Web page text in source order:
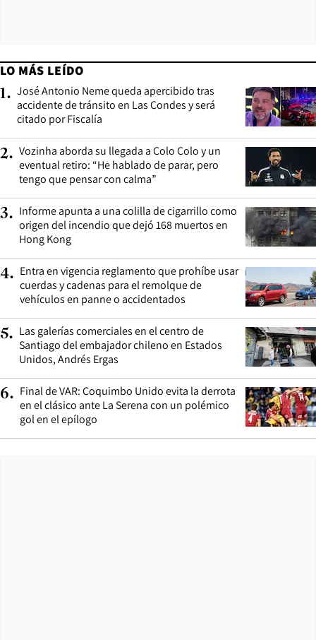
LO MÁS LEÍDO
1. José Antonio Neme queda apercibido tras
accidente de tránsito en Las Condes y será
citado por Fiscalía
2. Vozinha aborda su llegada a Colo Colo y un
eventual retiro: “He hablado de parar, pero
tengo que pensar con calma”
3. Informe apunta a una colilla de cigarrillo como
origen del incendio que dejó 168 muertos en
Hong Kong
4. Entra en vigencia reglamento que prohíbe usar
cuerdas y cadenas para el remolque de
vehículos en panne o accidentados
5. Las galerías comerciales en el centro de
Santiago del embajador chileno en Estados
Unidos, Andrés Ergas
6. Final de VAR: Coquimbo Unido evita la derrota
en el clásico ante La Serena con un polémico
gol en el epílogo